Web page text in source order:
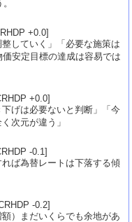
+0.0]
していく」「必要な施策は
安定目標の達成は容易では
+0.0]
げは必要ないと判断」「今
次元が違う」
-0.1]
ば為替レートは下落する傾
-0.2]
）まだいくらでも余地があ